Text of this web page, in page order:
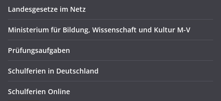
Landesgesetze im Netz
Ministerium für Bildung, Wissenschaft und Kultur M-V
Prüfungsaufgaben
Schulferien in Deutschland
Schulferien Online